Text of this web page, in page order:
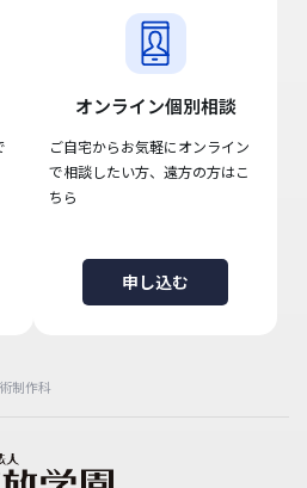
オンライン個別相談
ご自宅からお気軽にオンライン
で相談したい方、遠方の方はこ
ちら
申し込む
制作科